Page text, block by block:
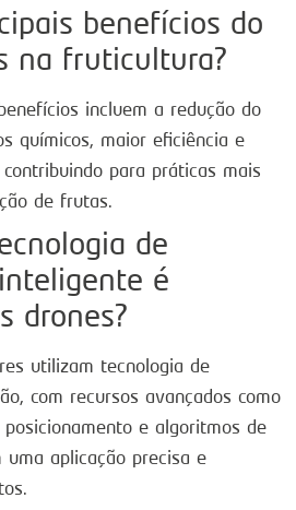
benefícios do
na fruticultura?
incluem a redução do
químicos, maior eficiência e
para práticas mais
de frutas.
de
é
drones?
utilizam tecnologia de
com recursos avançados como
e algoritmos de
aplicação precisa e